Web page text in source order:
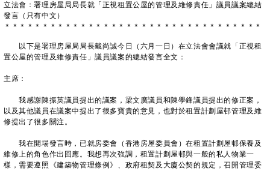
​立法會：署理房屋局局長就「正視租置公屋的管理及維修責任」議員議案總結
發言（只有中文）
＊ ＊ ＊ ＊ ＊ ＊ ＊ ＊ ＊ ＊ ＊ ＊ ＊ ＊ ＊ ＊ ＊ ＊ ＊ ＊ ＊ ＊ ＊ ＊ ＊ ＊ ＊ ＊ ＊ ＊ ＊ ＊ ＊ ＊
以下是署理房屋局局長戴尚誠今日（六月一日）在立法會會議就「正視租
置公屋的管理及維修責任」議員議案的總結發言全文：
主席：
我感謝陳振英議員提出的議案，梁文廣議員和陳學鋒議員提出的修正案，
以及其他議員在議案中提出了很多寶貴的意見，也對於租置計劃屋邨管理及維
修提出了很多關注。
我在開場發言時，已就房委會（香港房屋委員會）在租置計劃屋邨保養及
維修上的角色作出回應。我想再次強調，租置計劃屋邨與一般的私人物業一
樣，需要遵照《建築物管理條例》、政府租契及大廈公契的規定，召開管理委